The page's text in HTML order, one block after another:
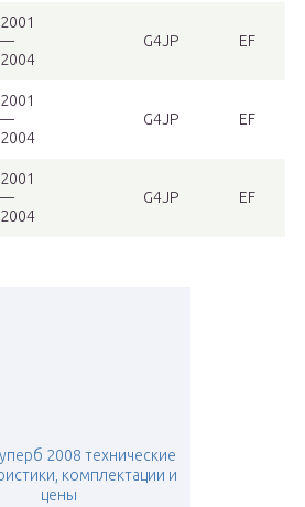
—
G4JP EF
—
G4JP EF
—
G4JP EF
2008 технические
комплектации и
цены